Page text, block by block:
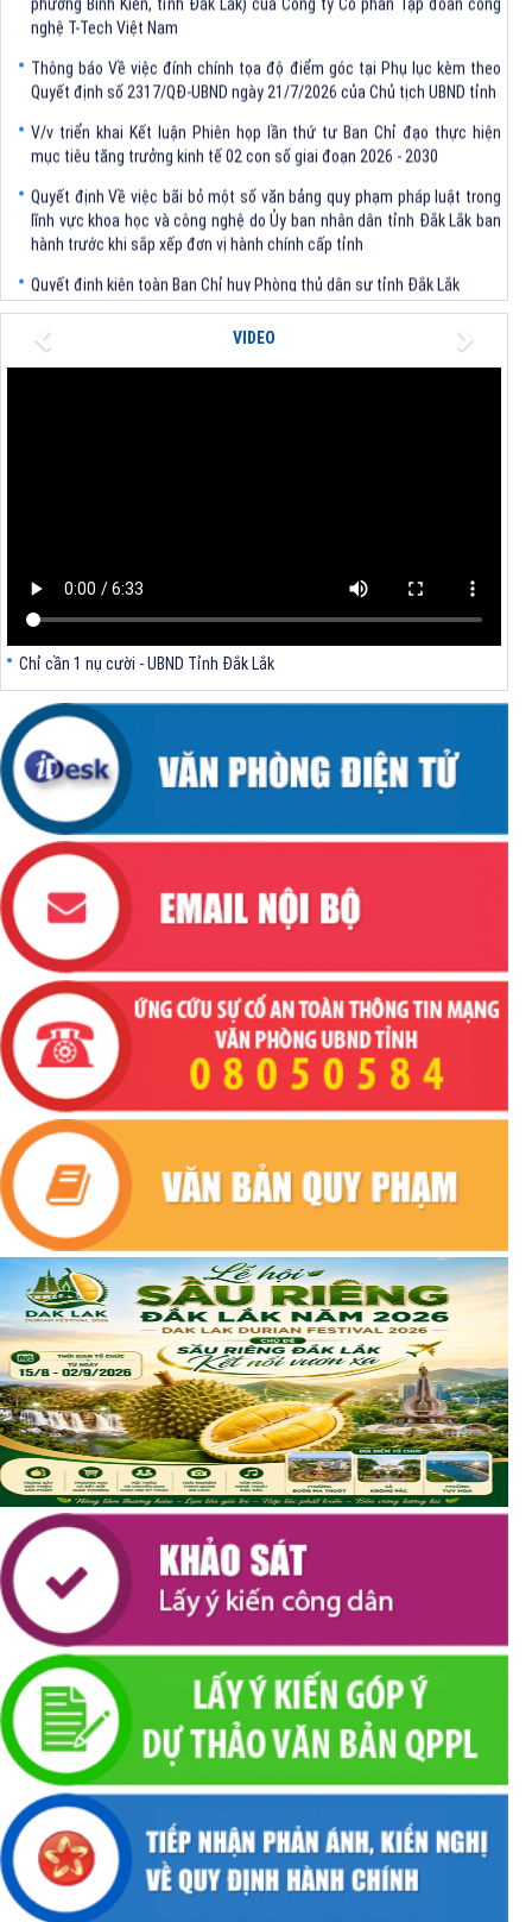
nghệ T-Tech Việt Nam
Quyết định số 2317/QĐ-UBND ngày 21/7/2026 của Chủ tịch UBND tỉnh
mục tiêu tăng trưởng kinh tế 02 con số giai đoạn 2026 - 2030
lĩnh vực khoa học và công nghệ do Ủy ban nhân dân tỉnh Đắk Lắk ban
hành trước khi sắp xếp đơn vị hành chính cấp tỉnh
Quyết định chấp thuận điều chỉnh chủ trương đầu tư dự án Xây dựng
nhà máy xử lý rác thải tại thành phố Tuy Hòa, tỉnh Phú Yên (nay là
phường Bình Kiến, tỉnh Đắk Lắk) của Công ty Cổ phần Tập đoàn công
VIDEO
Previous Next
Chỉ cần 1 nụ cười - UBND Tỉnh Đắk Lắk